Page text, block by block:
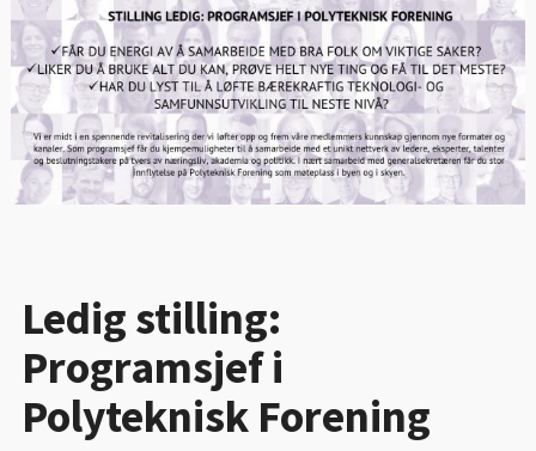
Ledig stilling:
Programsjef i
Polyteknisk Forening